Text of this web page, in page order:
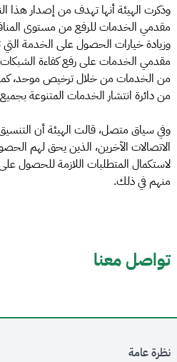
وذكرت الهيئة أنها تهدف من إصدار هذا
مقدمي الخدمات للرفع من مستوى
وزيادة خيارات الحصول على الخدمة التي
مقدمي الخدمات على رفع كفاءة الشبكات
من الخدمات من خلال ترخيص موحد،
من دائرة انتشار الخدمات المتنوعة
وفي سياق متصل، قالت الهيئة أن
الاتصالات الآخرين، الذين يحق لهم
لاستكمال المتطلبات اللازمة للحصول
منهم في ذلك.
تواصل معنا
نظرة عامة